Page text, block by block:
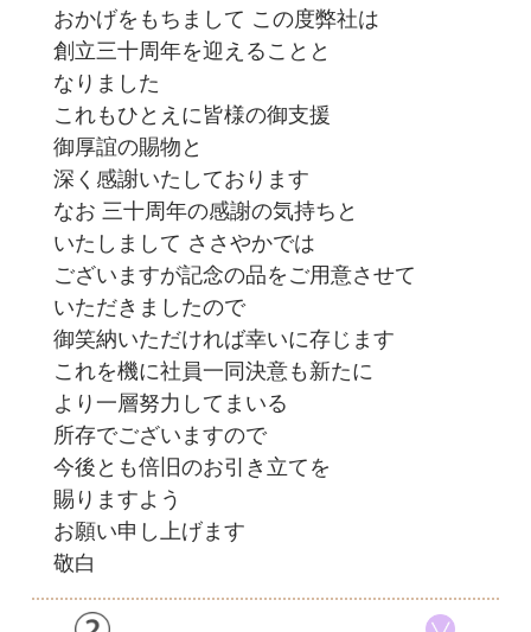
おかげをもちまして この度弊社は
創立三十周年を迎えることと
なりました
これもひとえに皆様の御支援
御厚誼の賜物と
深く感謝いたしております
なお 三十周年の感謝の気持ちと
いたしまして ささやかでは
ございますが記念の品をご用意させて
いただきましたので
御笑納いただければ幸いに存じます
これを機に社員一同決意も新たに
より一層努力してまいる
所存でございますので
今後とも倍旧のお引き立てを
賜りますよう
お願い申し上げます
敬白